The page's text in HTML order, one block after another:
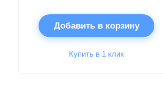
Добавить в корзину
Купить в 1 клик